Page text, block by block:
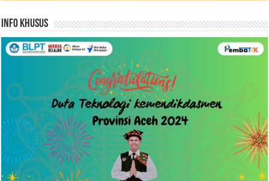
Info Khusus